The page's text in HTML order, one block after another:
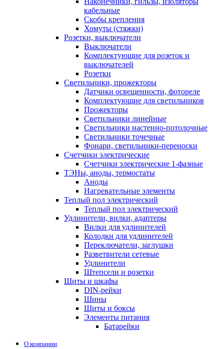
кабельные
Скобы крепления
Хомуты (стяжки)
Розетки, выключатели
Выключатели
Комплектующие для розеток и
выключателей
Розетки
Светильники, прожекторы
Датчики освещенности, фотореле
Комплектующие для светильников
Прожекторы
Светильники линейные
Светильники настенно-потолочные
Светильники точечные
Фонари, светильники-переноски
Счетчики электрические
Счетчики электрические 1-фазные
ТЭНы, аноды, термостаты
Аноды
Нагревательные элементы
Теплый пол электрический
Теплый пол электрический
Удлинители, вилки, адаптеры
Вилки для удлинителей
Колодки для удлинителей
Переключатели, заглушки
Разветвители сетевые
Удлинители
Штепсели и розетки
Щиты и шкафы
DIN-рейки
Шины
Щиты и боксы
Элементы питания
Батарейки
О компании